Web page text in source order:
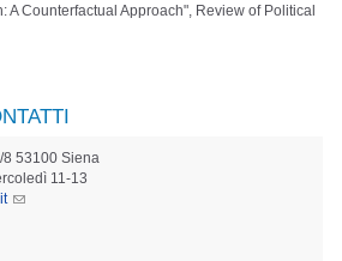
A Counterfactual Approach", Review of Political
8 53100 Siena
11-13